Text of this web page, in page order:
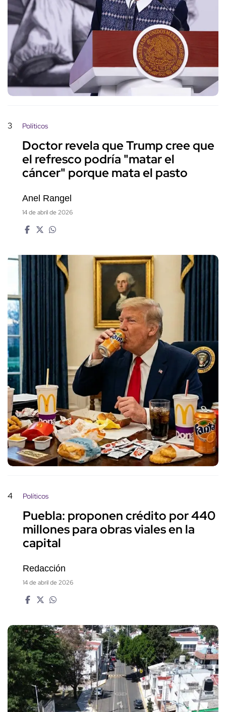
3 Políticos
Doctor revela que Trump cree que
el refresco podría "matar el
cáncer" porque mata el pasto
Anel Rangel
14 de abril de 2026
4 Políticos
Puebla: proponen crédito por 440
millones para obras viales en la
capital
Redacción
14 de abril de 2026